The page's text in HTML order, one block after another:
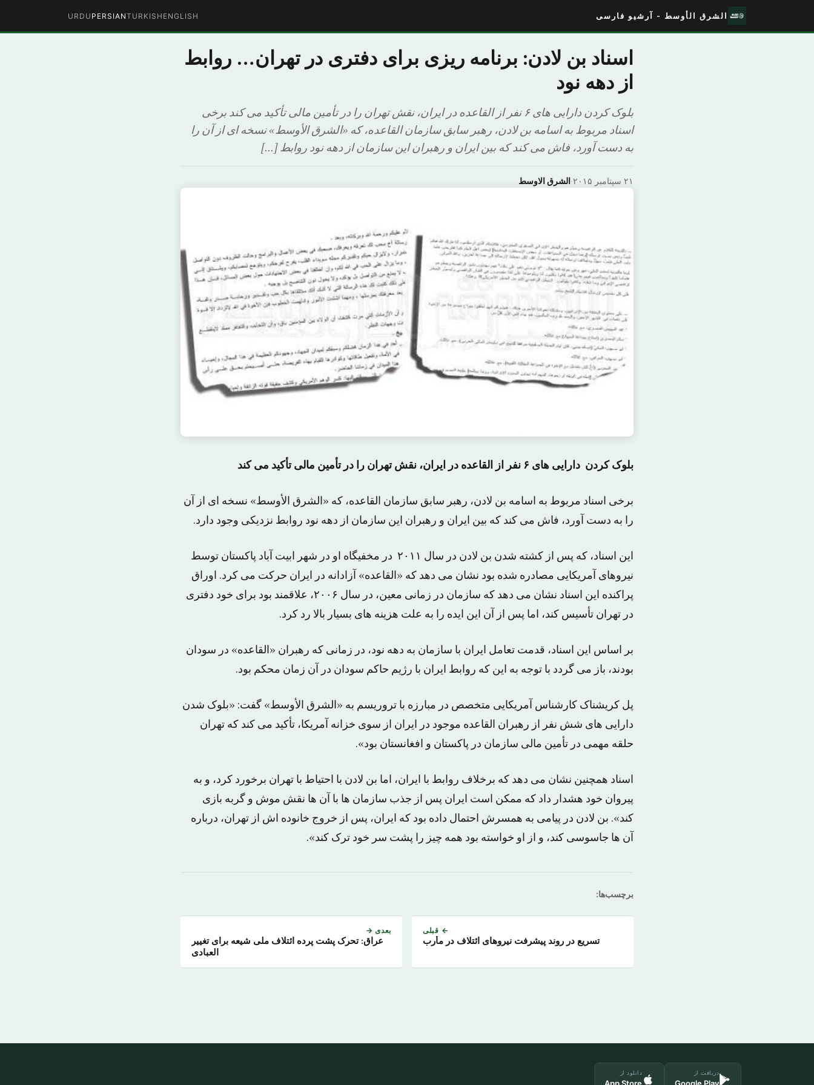
الشرق الأوسط - آرشیو فارسی ENGLISH
TURKISH
PERSIAN
URDU
اسناد بن لادن: برنامه ریزی برای دفتری در تهران… روابط
از دهه نود
بلوک کردن دارایی های ۶ نفر از القاعده در ایران، نقش تهران را در تأمین مالی تأکید می کند برخی
اسناد مربوط به اسامه بن لادن، رهبر سابق سازمان القاعده، که «الشرق الأوسط» نسخه ای از آن را
به دست آورد، فاش می کند که بین ایران و رهبران این سازمان از دهه نود روابط […]
الشرق الاوسط· ۲۱ سپتامبر ۲۰۱۵
بلوک کردن دارایی های ۶ نفر از القاعده در ایران، نقش تهران را در تأمین مالی تأکید می کند
برخی اسناد مربوط به اسامه بن لادن، رهبر سابق سازمان القاعده، که «الشرق الأوسط» نسخه ای از آن
را به دست آورد، فاش می کند که بین ایران و رهبران این سازمان از دهه نود روابط نزدیکی وجود دارد.
این اسناد، که پس از کشته شدن بن لادن در سال ۲۰۱۱ در مخفیگاه او در شهر ابیت آباد پاکستان توسط
نیروهای آمریکایی مصادره شده بود نشان می دهد که «القاعده» آزادانه در ایران حرکت می کرد. اوراق
پراکنده این اسناد نشان می دهد که سازمان در زمانی معین، در سال ۲۰۰۶، علاقمند بود برای خود دفتری
در تهران تأسیس کند، اما پس از آن این ایده را به علت هزینه های بسیار بالا رد کرد.
بر اساس این اسناد، قدمت تعامل ایران با سازمان به دهه نود، در زمانی که رهبران «القاعده» در سودان
بودند، باز می گردد با توجه به این که روابط ایران با رژیم حاکم سودان در آن زمان محکم بود.
پل کریشناک کارشناس آمریکایی متخصص در مبارزه با تروریسم به «الشرق الأوسط» گفت: «بلوک شدن
دارایی های شش نفر از رهبران القاعده موجود در ایران از سوی خزانه آمریکا، تأکید می کند که تهران
حلقه مهمی در تأمین مالی سازمان در پاکستان و افغانستان بود».
اسناد همچنین نشان می دهد که برخلاف روابط با ایران، اما بن لادن با احتیاط با تهران برخورد کرد، و به
پیروان خود هشدار داد که ممکن است ایران پس از جذب سازمان ها با آن ها نقش موش و گربه بازی
کند». بن لادن در پیامی به همسرش احتمال داده بود که ایران، پس از خروج خانوده اش از تهران، درباره
آن ها جاسوسی کند، و از او خواسته بود همه چیز را پشت سر خود ترک کند».
برچسب‌ها:
← قبلی
تسریع در روند پیشرفت نیروهای ائتلاف در مأرب
بعدی →
عراق: تحرک پشت پرده ائتلاف ملی شیعه برای تغییر
العبادی
دریافت از دانلود از